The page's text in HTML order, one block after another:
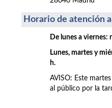
Horario de atención
De lunes a viernes:
Lunes, martes y
h.
AVISO: Este
al público por la